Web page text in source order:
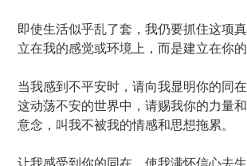
即使生活似乎乱了套，我仍要抓住这
立在我的感觉或环境上，而是建立在你的
当我感到不平安时，请向我显明你的同
这动荡不安的世界中，请赐我你的力量
意念，叫我不被我的情感和思想拖累。